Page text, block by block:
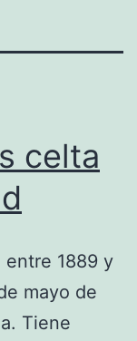
celta
1889 y
mayo de
Tiene